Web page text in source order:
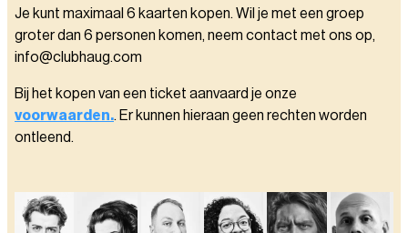
Je kunt maximaal 6 kaarten kopen. Wil je met een groep
groter dan 6 personen komen, neem contact met ons op,
info@clubhaug.com
Bij het kopen van een ticket aanvaard je onze
voorwaarden.. Er kunnen hieraan geen rechten worden
ontleend.